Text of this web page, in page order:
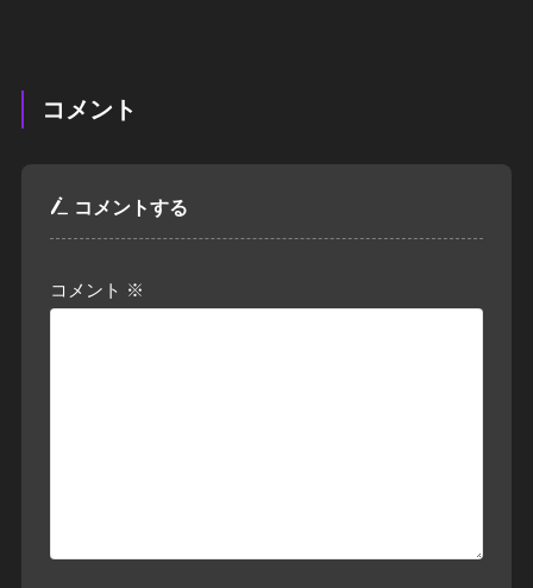
コメント
コメントする
コメント ※